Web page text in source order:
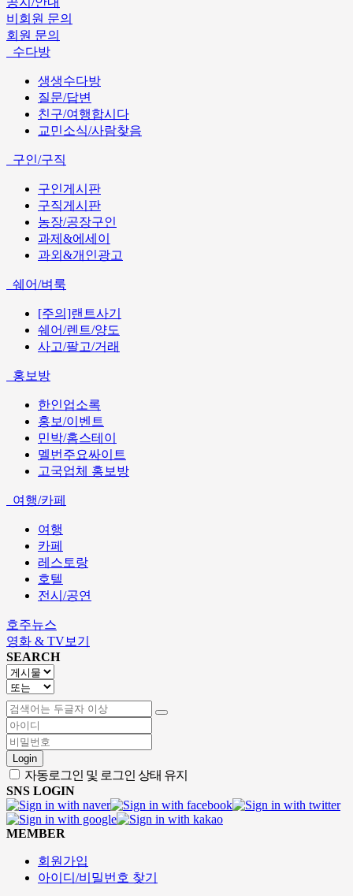
비회원 문의
회원 문의
수다방
생생수다방
질문/답변
친구/여행합시다
교민소식/사람찾음
구인/구직
구인게시판
구직게시판
농장/공장구인
과제&에세이
과외&개인광고
쉐어/벼룩
[주의]랜트사기
쉐어/렌트/양도
사고/팔고/거래
홍보방
한인업소록
홍보/이벤트
민박/홈스테이
멜번주요싸이트
고국업체 홍보방
여행/카페
여행
카페
레스토랑
호텔
전시/공연
호주뉴스
영화 & TV보기
SEARCH
Login
자동로그인 및 로그인 상태 유지
SNS LOGIN
MEMBER
회원가입
아이디/비밀번호 찾기